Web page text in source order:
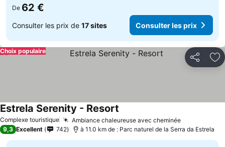
De 62 €
Consulter les prix de 17 sites Consulter les prix
Partager
Choix populaire
Complexe touristique Ambiance chaleureuse avec cheminéeConsulter
Estrela Serenity - Resort
9,3 Excellent 742 à 11.0 km de : Parc naturel de la Serra da Estrela